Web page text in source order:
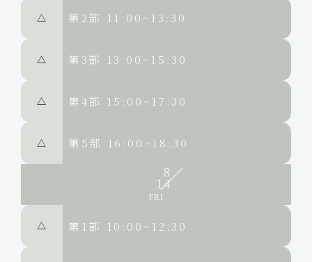
△ 第2部 11:00~13:30
△ 第3部 13:00~15:30
△ 第4部 15:00~17:30
△ 第5部 16:00~18:30
8
14
△ 第1部 10:00~12:30